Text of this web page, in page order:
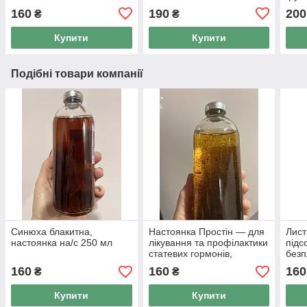
160 ₴
Купити
190₴
Купити
200
Подібні товари компанії
Синюха блакитна,
настоянка на/с 250 мл
160 ₴
Купити
Настоянка Простін — для
лікування та профілактики
статевих гормонів,
посилення потенції,
статевого потягу 250 мл
160₴
Купити
мл
160